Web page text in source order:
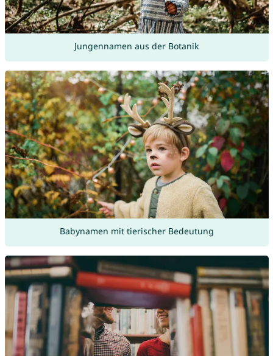
Jungennamen aus der Botanik
Babynamen mit tierischer Bedeutung